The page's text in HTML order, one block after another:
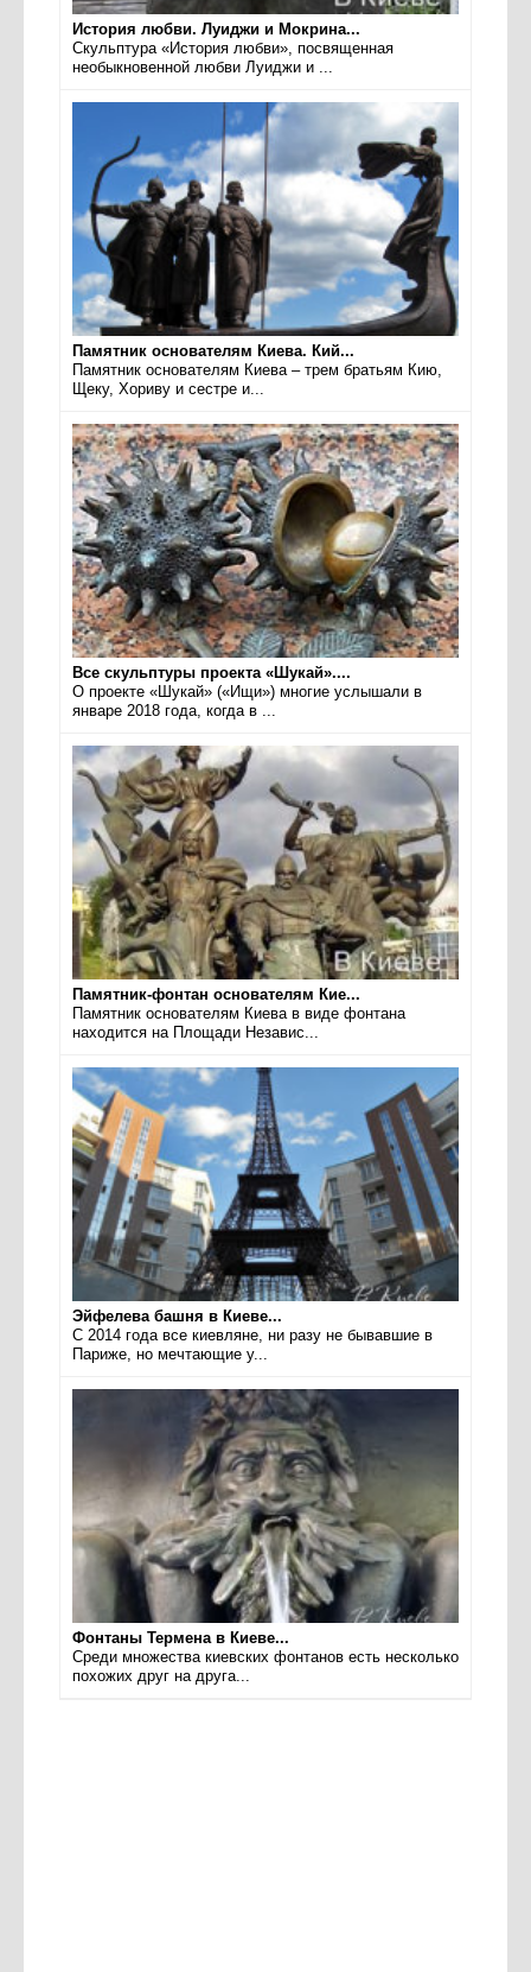
История любви. Луиджи и Мокрина...
Скульптура «История любви», посвященная
необыкновенной любви Луиджи и ...
Памятник основателям Киева. Кий...
Памятник основателям Киева – трем братьям Кию,
Щеку, Хориву и сестре и...
Все скульптуры проекта «Шукай»....
О проекте «Шукай» («Ищи») многие услышали в
январе 2018 года, когда в ...
Памятник-фонтан основателям Кие...
Памятник основателям Киева в виде фонтана
находится на Площади Независ...
Эйфелева башня в Киеве...
С 2014 года все киевляне, ни разу не бывавшие в
Париже, но мечтающие у...
Фонтаны Термена в Киеве...
Среди множества киевских фонтанов есть несколько
похожих друг на друга...